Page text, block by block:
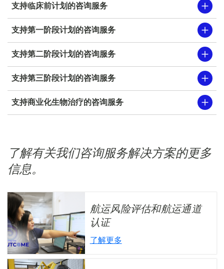
支持临床前计划的咨询服务
支持第一阶段计划的咨询服务
支持第二阶段计划的咨询服务
支持第三阶段计划的咨询服务
支持商业化生物治疗的咨询服务
了解有关我们咨询服务解决方案的更多
信息。
航运风险评估和航运通道
认证
了解更多